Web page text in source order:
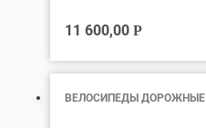
11 600,00 Р
ВЕЛОСИПЕДЫ ДОРОЖНЫЕ